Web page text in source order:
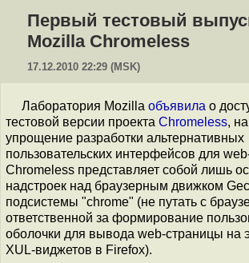
Первый тестовый
Mozilla Chromeless
17.12.2010 22:29 (MSK)
Лаборатория Mozilla объявила о
тестовой версии проекта Chromeless,
упрощение разработки альтернативных
пользовательских интерфейсов для
Chromeless представляет собой лишь
надстроек над браузерным движком
подсистемы "сhrome" (не путать с
ответственной за формирование
оболочки для вывода web-страницы на
XUL-виджетов в Firefox).